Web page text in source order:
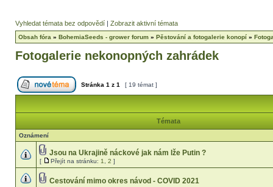
Vyhledat témata bez odpovědí | Zobrazit aktivní témata
Obsah fóra » BohemiaSeeds - grower forum » Pěstování a fotogalerie konopí »
Fotogalerie nekonopných zahrádek
Stránka 1 z 1 [ 19 témat ]
Témata
Oznámení
Jsou na Ukrajině náckové jak nám lže Putin ?
[ Přejít na stránku: 1 2 ]
Cestování mimo okres návod - COVID 2021